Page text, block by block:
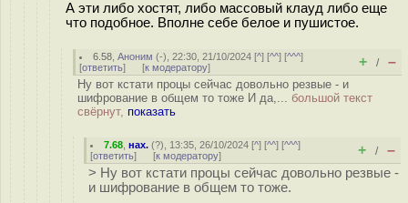
А эти либо хостят, либо массовый клауд либо еще
что подобное. Вполне себе белое и пушистое.
6.58 ,Аноним (-), 22:30, 21/10/2024 [^] [^^] [^^^]
[ответить] [к модератору] + / –
Ну вот кстати процы сейчас довольно резвые - и
шифрование в общем то тоже И да,... большой текст
свёрнут, показать
7.68 ,нах. (?), 13:35, 26/10/2024 [^] [^^] [^^^]
[ответить] [к модератору] + / –
> Ну вот кстати процы сейчас довольно резвые -
и шифрование в общем то тоже.